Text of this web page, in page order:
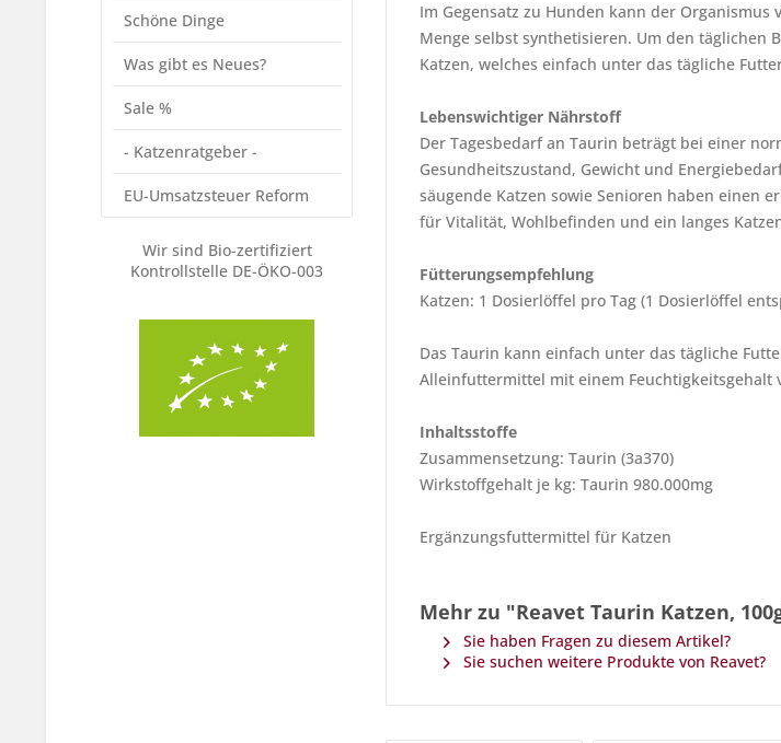
Schöne Dinge
Was gibt es Neues?
Sale %
- Katzenratgeber -
EU-Umsatzsteuer Reform
Wir sind Bio-zertifiziert
Kontrollstelle DE-ÖKO-003
Im Gegensatz zu Hunden kann der
Menge selbst synthetisieren. Um den täglichen
Katzen, welches einfach unter das tägliche
Lebenswichtiger Nährstoff
Der Tagesbedarf an Taurin beträgt bei einer
Gesundheitszustand, Gewicht und
säugende Katzen sowie Senioren haben einen
für Vitalität, Wohlbefinden und ein langes
Fütterungsempfehlung
Katzen: 1 Dosierlöffel pro Tag (1 Dosierlöffel
Das Taurin kann einfach unter das tägliche
Alleinfuttermittel mit einem Feuchtigkeitsgehalt
Inhaltsstoffe
Zusammensetzung: Taurin (3a370)
Wirkstoffgehalt je kg: Taurin 980.000mg
Ergänzungsfuttermittel für Katzen
Mehr zu "Reavet Taurin Katzen,
Sie haben Fragen zu diesem Artikel?
Sie suchen weitere Produkte von Reavet?